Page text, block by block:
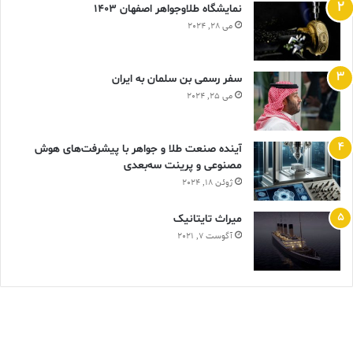
نمایشگاه طلاوجواهر اصفهان 1403
می 28, 2024
سفر رسمی بن سلمان به ایران
می 25, 2024
آینده صنعت طلا و جواهر با پیشرفت‌های هوش
مصنوعی و پرینت سه‌بعدی
ژوئن 18, 2024
ميراث تايتانيک
آگوست 7, 2021